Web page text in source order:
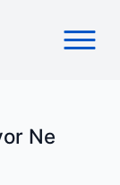
Ne